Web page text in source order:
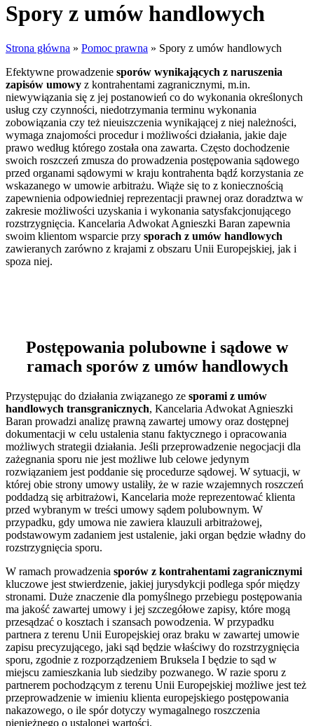
Spory z umów handlowych
Strona główna » Pomoc prawna » Spory z umów handlowych
Efektywne prowadzenie sporów wynikających z naruszenia
zapisów umowy z kontrahentami zagranicznymi, m.in.
niewywiązania się z jej postanowień co do wykonania określonych
usług czy czynności, niedotrzymania terminu wykonania
zobowiązania czy też nieuiszczenia wynikającej z niej należności,
wymaga znajomości procedur i możliwości działania, jakie daje
prawo według którego została ona zawarta. Często dochodzenie
swoich roszczeń zmusza do prowadzenia postępowania sądowego
przed organami sądowymi w kraju kontrahenta bądź korzystania ze
wskazanego w umowie arbitrażu. Wiąże się to z koniecznością
zapewnienia odpowiedniej reprezentacji prawnej oraz doradztwa w
zakresie możliwości uzyskania i wykonania satysfakcjonującego
rozstrzygnięcia. Kancelaria Adwokat Agnieszki Baran zapewnia
swoim klientom wsparcie przy sporach z umów handlowych
zawieranych zarówno z krajami z obszaru Unii Europejskiej, jak i
spoza niej.
Postępowania polubowne i sądowe w
ramach sporów z umów handlowych
Przystępując do działania związanego ze sporami z umów
handlowych transgranicznych, Kancelaria Adwokat Agnieszki
Baran prowadzi analizę prawną zawartej umowy oraz dostępnej
dokumentacji w celu ustalenia stanu faktycznego i opracowania
możliwych strategii działania. Jeśli przeprowadzenie negocjacji dla
zażegnania sporu nie jest możliwe lub celowe jedynym
rozwiązaniem jest poddanie się procedurze sądowej. W sytuacji, w
której obie strony umowy ustaliły, że w razie wzajemnych roszczeń
poddadzą się arbitrażowi, Kancelaria może reprezentować klienta
przed wybranym w treści umowy sądem polubownym. W
przypadku, gdy umowa nie zawiera klauzuli arbitrażowej,
podstawowym zadaniem jest ustalenie, jaki organ będzie władny do
rozstrzygnięcia sporu.
W ramach prowadzenia sporów z kontrahentami zagranicznymi
kluczowe jest stwierdzenie, jakiej jurysdykcji podlega spór między
stronami. Duże znaczenie dla pomyślnego przebiegu postępowania
ma jakość zawartej umowy i jej szczegółowe zapisy, które mogą
przesądzać o kosztach i szansach powodzenia. W przypadku
partnera z terenu Unii Europejskiej oraz braku w zawartej umowie
zapisu precyzującego, jaki sąd będzie właściwy do rozstrzygnięcia
sporu, zgodnie z rozporządzeniem Bruksela I będzie to sąd w
miejscu zamieszkania lub siedziby pozwanego. W razie sporu z
partnerem pochodzącym z terenu Unii Europejskiej możliwe jest też
przeprowadzenie w imieniu klienta europejskiego postępowania
nakazowego, o ile spór dotyczy wymagalnego roszczenia
pieniężnego o ustalonej wartości.